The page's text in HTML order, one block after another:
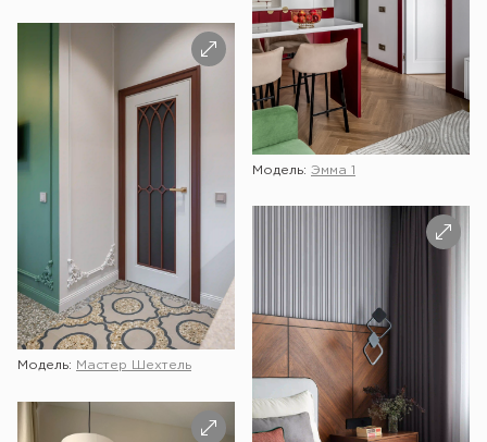
Модель: Эмма 1
Модель: Мастер Шехтель